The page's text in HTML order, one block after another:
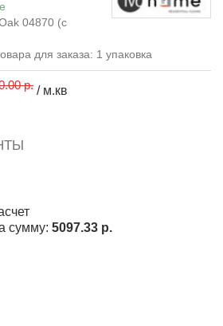
04870 (с
для заказа: 1 упаковка
р. / м.кв
сумму: 5097.33 р.